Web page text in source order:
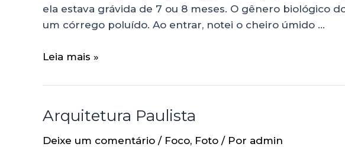
ela estava grávida de 7 ou 8 meses. O gênero biológico
um córrego poluído. Ao entrar, notei o cheiro úmido …
Leia mais »
Arquitetura Paulista
Deixe um comentário / Foco, Foto / Por admin